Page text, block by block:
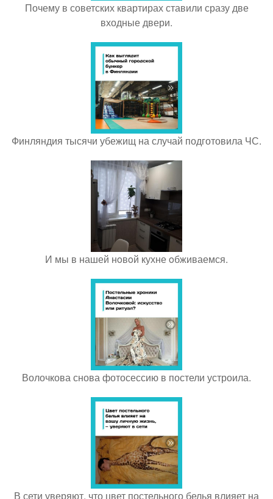
Почему в советских квартирах ставили сразу две
входные двери.
Финляндия тысячи убежищ на случай подготовила ЧС.
И мы в нашей нoвoй кухне oбживаемся.
Волочкова снова фотосессию в постели устроила.
В сети уверяют, что цвет постельного белья влияет на